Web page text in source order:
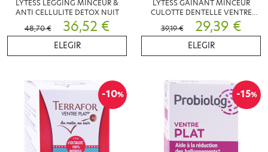
LYTESS LEGGING MINCEUR &
ANTI CELLULITE DETOX NUIT
48,70 €
36,52 €
ELEGIR
LYTESS GAINANT MINCEUR
CULOTTE DENTELLE VENTRE
PLAT
39,19 € 29,39 €
ELEGIR
-10% -15%